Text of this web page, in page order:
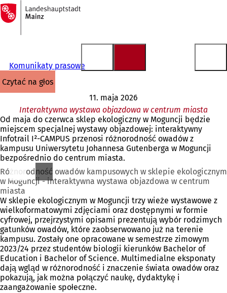
Przejdź do treści
Do
strony
głównej
Komunikaty prasowe
czytać na głos
11. maja 2026
Interaktywna wystawa objazdowa w centrum miasta
Od maja do czerwca sklep ekologiczny w Moguncji będzie
miejscem specjalnej wystawy objazdowej: interaktywny
Infotrail I²-CAMPUS przenosi różnorodność owadów z
kampusu Uniwersytetu Johannesa Gutenberga w Moguncji
bezpośrednio do centrum miasta.
Różnorodność owadów kampusowych w sklepie ekologicznym
w Moguncji - interaktywna wystawa objazdowa w centrum
miasta
W sklepie ekologicznym w Moguncji trzy wieże wystawowe z
wielkoformatowymi zdjęciami oraz dostępnymi w formie
cyfrowej, przejrzystymi opisami prezentują wybór rodzimych
gatunków owadów, które zaobserwowano już na terenie
kampusu. Zostały one opracowane w semestrze zimowym
2023/24 przez studentów biologii kierunków Bachelor of
Education i Bachelor of Science. Multimedialne eksponaty
dają wgląd w różnorodność i znaczenie świata owadów oraz
pokazują, jak można połączyć naukę, dydaktykę i
zaangażowanie społeczne.